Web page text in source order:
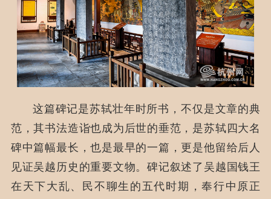
这篇碑记是苏轼壮年时所书，不仅是文章的典
范，其书法造诣也成为后世的垂范，是苏轼四大名
碑中篇幅最长，也是最早的一篇，更是他留给后人
见证吴越历史的重要文物。碑记叙述了吴越国钱王
在天下大乱、民不聊生的五代时期，奉行中原正